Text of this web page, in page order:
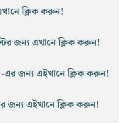
ক্লিক করুন!
জন্য এখানে ক্লিক করুন!
-এর জন্য এইখানে ক্লিক করুন!
জন্য এইখানে ক্লিক করুন!